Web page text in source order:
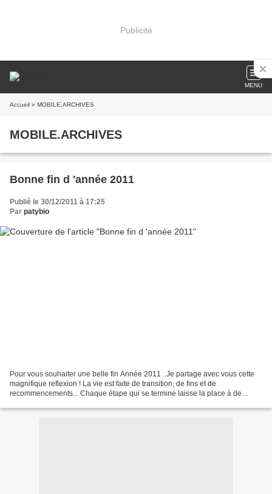
Publicité
MENU
Accueil » MOBILE.ARCHIVES
MOBILE.ARCHIVES
Bonne fin d 'année 2011
Publié le 30/12/2011 à 17:25
Par patybio
Pour vous souhaiter une belle fin Année 2011 ..Je partage avec vous cette
magnifique reflexion ! La vie est faite de transition, de fins et de
recommencements... Chaque étape qui se termine laisse la place à de